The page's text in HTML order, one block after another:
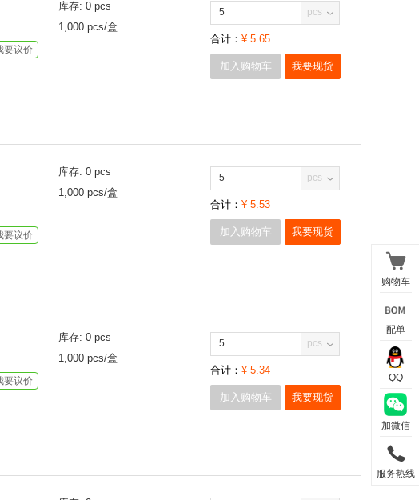
要议价
库存: 0 pcs
1,000 pcs/盒
pcs
合计： ¥ 5.65
加入购物车 我要现货
要议价
库存: 0 pcs
1,000 pcs/盒
pcs
合计： ¥ 5.53
加入购物车 我要现货
要议价
库存: 0 pcs
1,000 pcs/盒
pcs
合计： ¥ 5.34
加入购物车 我要现货
购物车
配单
QQ
加微信
服务热线